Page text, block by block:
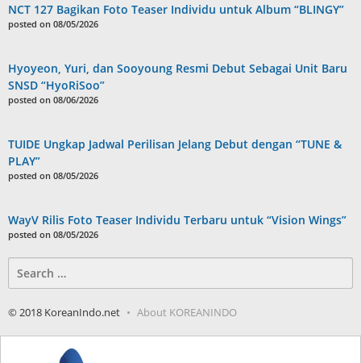
NCT 127 Bagikan Foto Teaser Individu untuk Album “BLINGY”
posted on 08/05/2026
Hyoyeon, Yuri, dan Sooyoung Resmi Debut Sebagai Unit Baru
SNSD “HyoRiSoo”
posted on 08/06/2026
TUIDE Ungkap Jadwal Perilisan Jelang Debut dengan “TUNE &
PLAY”
posted on 08/05/2026
WayV Rilis Foto Teaser Individu Terbaru untuk “Vision Wings”
posted on 08/05/2026
for:
© 2018 KoreanIndo.net About KOREANINDO